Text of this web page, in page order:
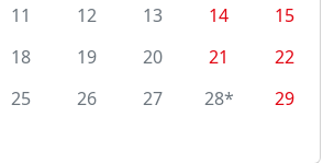
11 12 13 14
15
18 19 20 21
22
25 26 27 28*
29